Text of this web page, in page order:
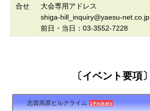
合せ
大会専用アドレス
shiga-hill_inquiry@yaesu-net.co.jp
前日・当日：03-3552-7228
〔イベント要項〕
志賀高原ヒルクライム 2 Pockets